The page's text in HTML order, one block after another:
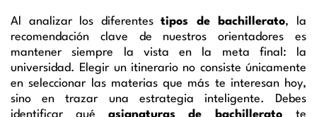
Al analizar los diferentestipos de bachillerato, la
recomendación clave de nuestros orientadores es
mantener siempre la vista en la meta final: la
universidad. Elegir un itinerario no consiste únicamente
en seleccionar las materias que más te interesan hoy,
sino en trazar una estrategia inteligente. Debes
identificar qué asignaturas de bachilleratote